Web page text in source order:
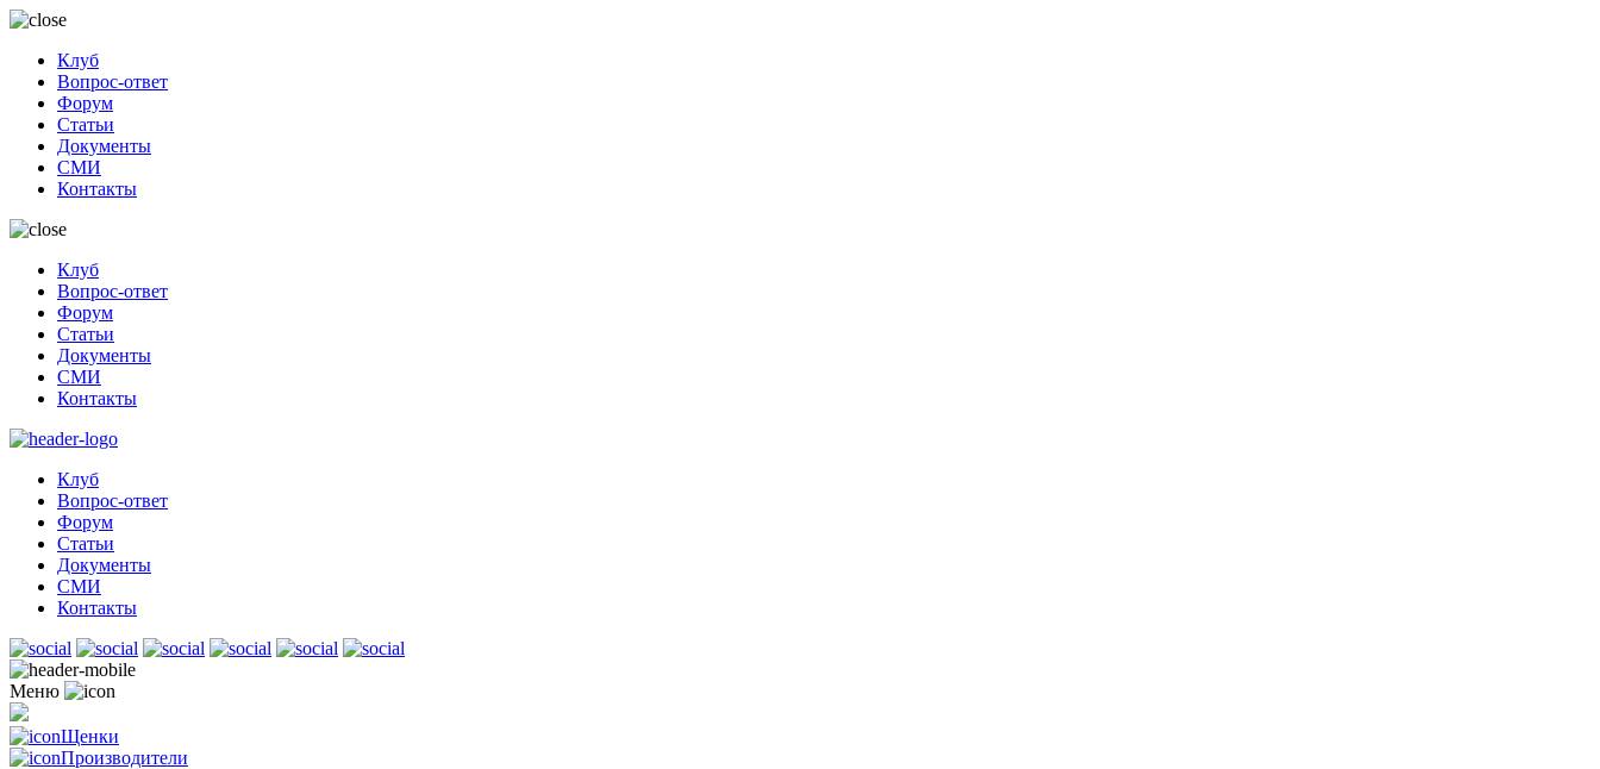
Клуб
Вопрос-ответ
Форум
Статьи
Документы
СМИ
Контакты
Клуб
Вопрос-ответ
Форум
Статьи
Документы
СМИ
Контакты
Клуб
Вопрос-ответ
Форум
Статьи
Документы
СМИ
Контакты
Меню
Щенки
Производители